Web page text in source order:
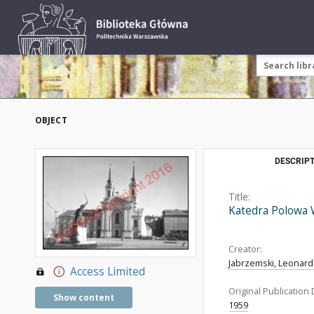
OBJECT
Access Limited
Show content
Title:
Katedra Polowa
Creator:
Jabrzemski,
Original Publication
1959